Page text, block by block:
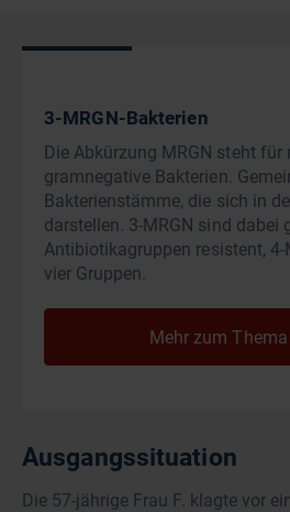
Ausgangssituation
Die 57-jährige Frau F. klagte vor
3-MRGN-Bakterien
Die Abkürzung MRGN steht
gramnegative Bakterien.
Bakterienstämme, die sich in
darstellen. 3-MRGN sind dabei
Antibiotikagruppen resistent, 4-
vier Gruppen.
Mehr zum Thema